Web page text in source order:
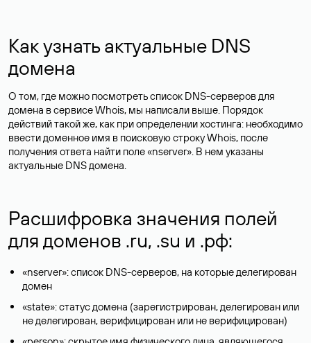
Как узнать актуальные DNS
домена
О том, где можно посмотреть список DNS-серверов для
домена в сервисе Whois, мы написали выше. Порядок
действий такой же, как при определении хостинга: необходимо
ввести доменное имя в поисковую строку Whois, после
получения ответа найти поле «nserver». В нем указаны
актуальные DNS домена.
Расшифровка значения полей
для доменов .ru, .su и .рф:
«nserver»: список DNS-серверов, на которые делегирован
домен
«state»: статус домена (зарегистрирован, делегирован или
не делегирован, верифицирован или не верифицирован)